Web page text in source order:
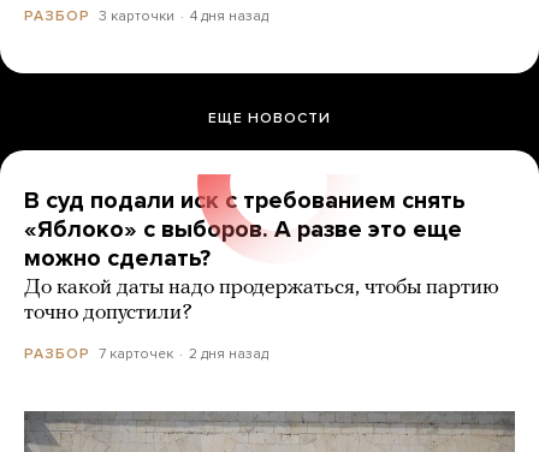
РАЗБОР 3 карточки 4 дня назад
ЕЩЕ НОВОСТИ
В суд подали иск с требованием снять
«Яблоко» с выборов. А разве это еще
можно сделать?
До какой даты надо продержаться, чтобы партию
точно допустили?
РАЗБОР 7 карточек 2 дня назад